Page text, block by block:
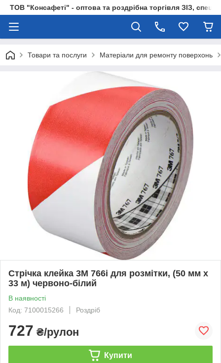
ТОВ "Консафеті" - оптова та роздрібна торгівля ЗІЗ,
Товари та послуги Матеріали для ремонту поверхонь
Стрічка клейка 3М 766i для розмітки, (50 мм х
33 м) червоно-білий
В наявності
Код: 7100015266
Роздріб
727 ₴/рулон
Купити